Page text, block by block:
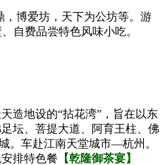
，博爱坊，天下为公坊等。游
自费品尝特色风味小吃。
造地设的“拈花湾”，旨在以东
坛、菩提大道、阿育王柱、佛
。车赴江南天堂城市—杭州。
排特色餐 【乾隆御茶宴】